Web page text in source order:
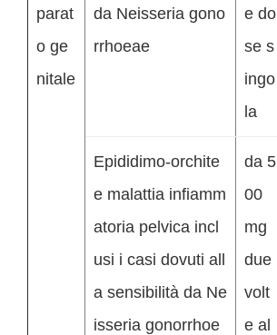
parat
o ge
nitale
da Neisseria gono
rrhoeae
e do
se s
ingo
la
Epididimo-orchite
e malattia infiamm
atoria pelvica incl
usi i casi dovuti all
a sensibilità da Ne
isseria gonorrhoe
da 5
00
mg
due
volt
e al